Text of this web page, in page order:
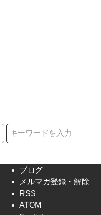
ブログ
メルマガ登録・解除
RSS
ATOM